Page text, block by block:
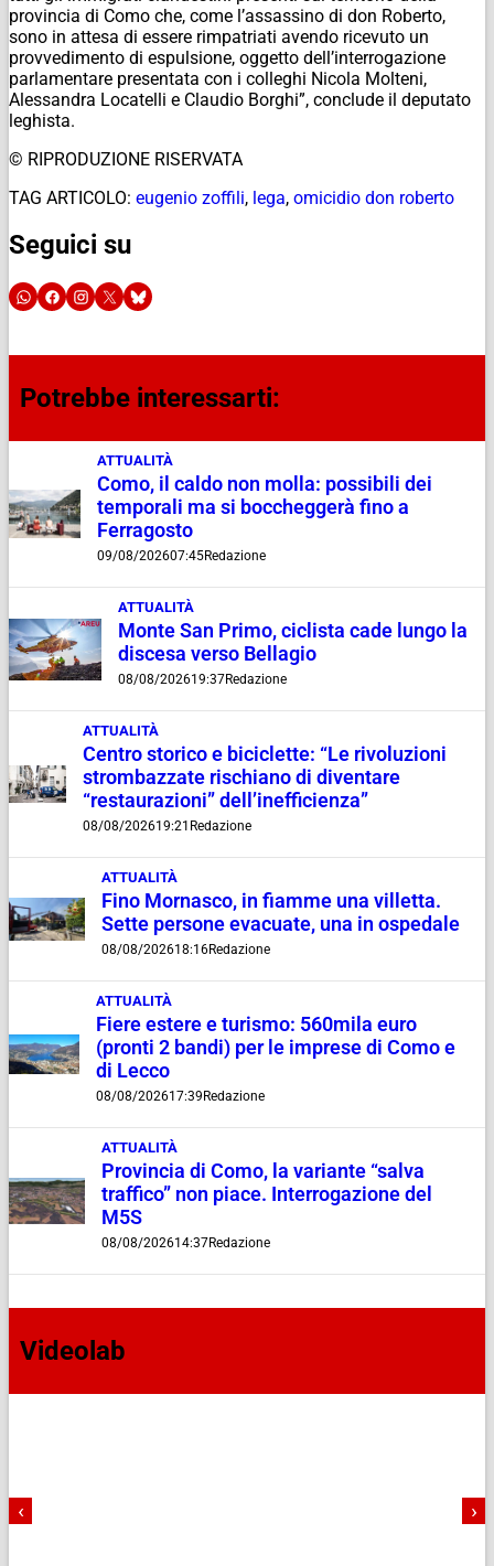
provincia di Como che, come l’assassino di don Roberto,
sono in attesa di essere rimpatriati avendo ricevuto un
provvedimento di espulsione, oggetto dell’interrogazione
parlamentare presentata con i colleghi Nicola Molteni,
Alessandra Locatelli e Claudio Borghi”, conclude il deputato
leghista.
© RIPRODUZIONE RISERVATA
TAG ARTICOLO: eugenio zoffili, lega, omicidio don roberto
Seguici su
Potrebbe interessarti:
ATTUALITÀ
Como, il caldo non molla: possibili dei
temporali ma si boccheggerà fino a
Ferragosto
09/08/202607:45Redazione
ATTUALITÀ
Monte San Primo, ciclista cade lungo la
discesa verso Bellagio
08/08/202619:37Redazione
ATTUALITÀ
Centro storico e biciclette: “Le rivoluzioni
strombazzate rischiano di diventare
“restaurazioni” dell’inefficienza”
08/08/202619:21 Redazione
ATTUALITÀ
Fino Mornasco, in fiamme una villetta.
Sette persone evacuate, una in ospedale
08/08/202618:16Redazione
ATTUALITÀ
Fiere estere e turismo: 560mila euro
(pronti 2 bandi) per le imprese di Como e
di Lecco
08/08/202617:39 Redazione
ATTUALITÀ
Provincia di Como, la variante “salva
traffico” non piace. Interrogazione del
M5S
08/08/202614:37Redazione
Videolab
‹ ›